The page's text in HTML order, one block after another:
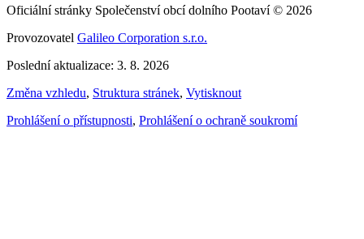
Oficiální stránky Společenství obcí dolního Pootaví © 2026
Provozovatel Galileo Corporation s.r.o.
Poslední aktualizace: 3. 8. 2026
Změna vzhledu, Struktura stránek, Vytisknout
Prohlášení o přístupnosti, Prohlášení o ochraně soukromí